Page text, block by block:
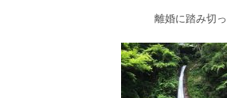
離婚に踏み切ってしま